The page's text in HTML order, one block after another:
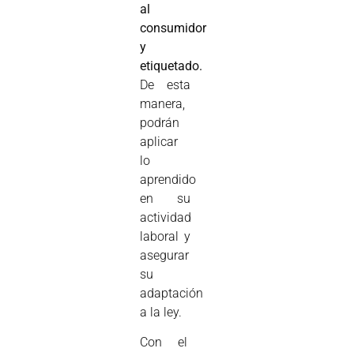
al
consumidor
y
etiquetado.
De esta
manera,
podrán
aplicar
lo
aprendido
en su
actividad
laboral y
asegurar
su
adaptación
a la ley.
Con el